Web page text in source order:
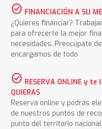
check_circle FINANCIACIÓN A SU
¿Quieres financiar?
para ofrecerte la mejor
necesidades. Preocúpate
encargamos de todo
check_circle RESERVA ONLINE y te
QUIERAS
Reserva online y podrás
de nuestros puntos de
punto del territorio nacional.